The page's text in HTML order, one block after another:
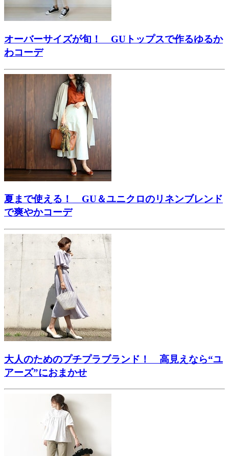
オーバーサイズが旬！ GUトップスで作るゆるか
わコーデ
夏まで使える！ GU＆ユニクロのリネンブレンド
で爽やかコーデ
大人のためのプチプラブランド！ 高見えなら“ユ
アーズ”におまかせ